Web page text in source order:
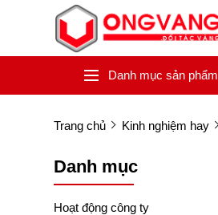
Danh mục sản phẩm
Trang chủ Kinh nghiệm hay
Danh mục
Hoạt động công ty